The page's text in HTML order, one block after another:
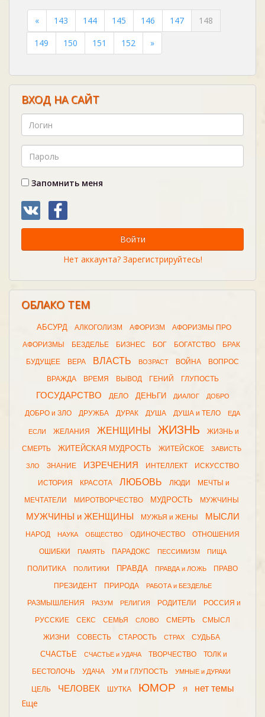
« 143 144 145 146 147
148
149
150 151 152 »
ВХОД НА САЙТ
Запомнить меня
Войти
Нет аккаунта? Зарегистрируйтесь!
ОБЛАКО ТЕМ
АБСУРД АЛКОГОЛИЗМ АФОРИЗМ АФОРИЗМЫ ПРО
АФОРИЗМЫ БЕЗДЕЛЬЕ БИЗНЕС БОГ БОГАТСТВО БРАК
БУДУЩЕЕ ВЕРА ВЛАСТЬ ВОЗРАСТ ВОЙНА ВОПРОС
ВРАЖДА ВРЕМЯ ВЫВОД ГЕНИЙ ГЛУПОСТЬ
ГОСУДАРСТВО ДЕЛО ДЕНЬГИ ДИАЛОГ ДОБРО
ДОБРО и ЗЛО ДРУЖБА ДУРАК ДУША ДУША и ТЕЛО ЕДА
ЕСЛИ ЖЕЛАНИЯ ЖЕНЩИНЫ ЖИЗНЬ ЖИЗНЬ и
СМЕРТЬ ЖИТЕЙСКАЯ МУДРОСТЬ ЖИТЕЙСКОЕ ЗАВИСТЬ
ЗЛО ЗНАНИЕ ИЗРЕЧЕНИЯ ИНТЕЛЛЕКТ ИСКУССТВО
ИСТОРИЯ КРАСОТА ЛЮБОВЬ ЛЮДИ МЕЧТЫ и
МЕЧТАТЕЛИ МИРОТВОРЧЕСТВО МУДРОСТЬ МУЖЧИНЫ
МУЖЧИНЫ и ЖЕНЩИНЫ МУЖЬЯ и ЖЕНЫ МЫСЛИ
НАРОД НАУКА ОБЩЕСТВО ОДИНОЧЕСТВО ОТНОШЕНИЯ
ОШИБКИ ПАМЯТЬ ПАРАДОКС ПЕССИМИЗМ ПИЩА
ПОЛИТИКА ПОЛИТИКИ ПРАВДА ПРАВДА и ЛОЖЬ ПРАВО
ПРЕЗИДЕНТ ПРИРОДА РАБОТА и БЕЗДЕЛЬЕ
РАЗМЫШЛЕНИЯ РАЗУМ РЕЛИГИЯ РОДИТЕЛИ РОССИЯ и
РУССКИЕ СЕКС СЕМЬЯ СЛОВО СМЕРТЬ СМЫСЛ
ЖИЗНИ СОВЕСТЬ СТАРОСТЬ СТРАХ СУДЬБА
СЧАСТЬЕ СЧАСТЬЕ и УДАЧА ТВОРЧЕСТВО ТОЛК и
БЕСТОЛОЧЬ УДАЧА УМ и ГЛУПОСТЬ УМНЫЕ и ДУРАКИ
ЦЕЛЬ ЧЕЛОВЕК ШУТКА ЮМОР Я нет темы
Еще